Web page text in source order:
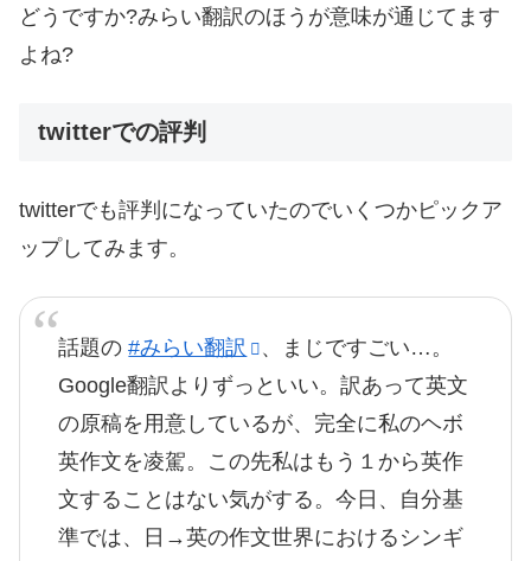
どうですか?みらい翻訳のほうが意味が通じてます
よね?
twitterでの評判
twitterでも評判になっていたのでいくつかピックア
ップしてみます。
話題の#みらい翻訳
、まじですごい…。
Google翻訳よりずっといい。訳あって英文
の原稿を用意しているが、完全に私のヘボ
英作文を凌駕。この先私はもう１から英作
文することはない気がする。今日、自分基
準では、日→英の作文世界におけるシンギ